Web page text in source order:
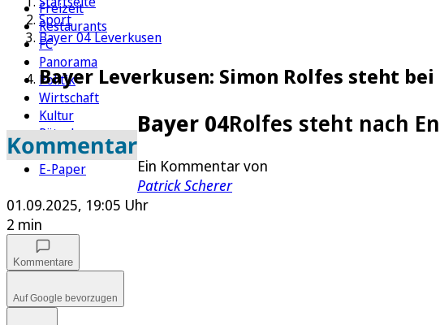
Freizeit
Restaurants
FC
Panorama
Politik
Wirtschaft
Kultur
Rätsel
Newsletter
E-Paper
Sport
Bayer 04 Leverkusen
Bayer Leverkusen: Simon Rolfes steht
Kommentar
Bayer 04Rolfes steht nach
Ein Kommentar von
Patrick Scherer
01.09.2025, 19:05 Uhr
2 min
Kommentare
Auf Google bevorzugen